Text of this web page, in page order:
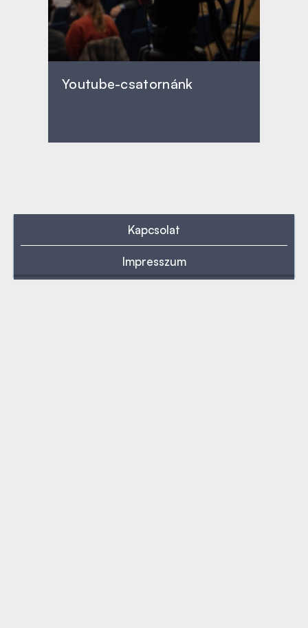
Youtube-csatornánk
Kapcsolat
Impresszum